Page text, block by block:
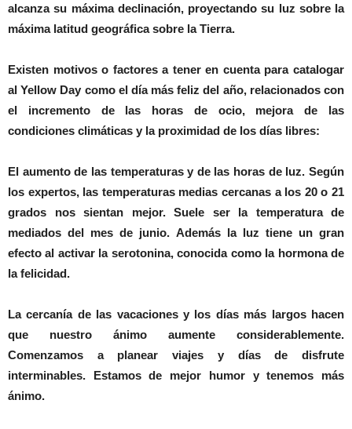
alcanza su máxima declinación, proyectando su luz sobre la
máxima latitud geográfica sobre la Tierra.
Existen motivos o factores a tener en cuenta para catalogar
al Yellow Day como el día más feliz del año, relacionados con
el incremento de las horas de ocio, mejora de las
condiciones climáticas y la proximidad de los días libres:
El aumento de las temperaturas y de las horas de luz. Según
los expertos, las temperaturas medias cercanas a los 20 o 21
grados nos sientan mejor. Suele ser la temperatura de
mediados del mes de junio. Además la luz tiene un gran
efecto al activar la serotonina, conocida como la hormona de
la felicidad.
La cercanía de las vacaciones y los días más largos hacen
que nuestro ánimo aumente considerablemente.
Comenzamos a planear viajes y días de disfrute
interminables. Estamos de mejor humor y tenemos más
ánimo.